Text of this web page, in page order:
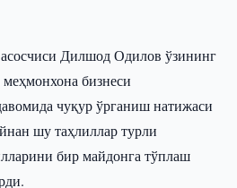
Дилшод Одилов ўзининг
бизнеси
чуқур ўрганиш натижаси
шу таҳлиллар турли
бир майдонга тўплаш